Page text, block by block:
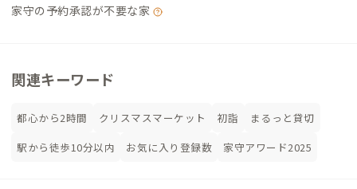
家守の予約承認が不要な家
関連キーワード
都心から2時間 クリスマスマーケット 初詣
まるっと貸切
駅から徒歩10分以内
お気に入り登録数 家守アワード2025